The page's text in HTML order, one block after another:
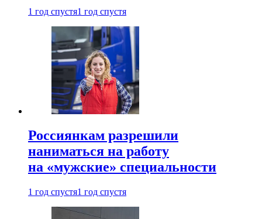
1 год спустя1 год спустя
Россиянкам разрешили
наниматься на работу
на «мужские» специальности
1 год спустя1 год спустя